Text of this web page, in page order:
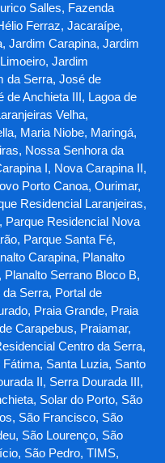
Salles, Fazenda
Ferraz, Jacaraípe,
Jardim Carapina, Jardim
Jardim
da Serra, José de
de Anchieta III, Lagoa de
Velha,
Maria Niobe, Maringá,
Nossa Senhora da
I, Nova Carapina II,
Porto Canoa, Ourimar,
Residencial Laranjeiras,
Parque Residencial Nova
Parque Santa Fé,
Carapina, Planalto
Serrano Bloco B,
Serra, Portal de
Praia Grande, Praia
Carapebus, Praiamar,
Centro da Serra,
Santa Luzia, Santo
II, Serra Dourada III,
Solar do Porto, São
São Francisco, São
São Lourenço, São
São Pedro, TIMS,